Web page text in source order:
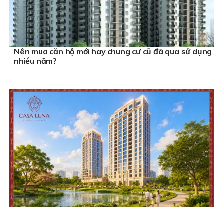
Nên mua căn hộ mới hay chung cư cũ đã qua sử dụng
nhiều năm?